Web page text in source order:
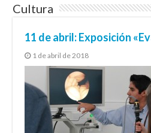
Cultura
11 de abril: Exposición
1 de abril de 2018